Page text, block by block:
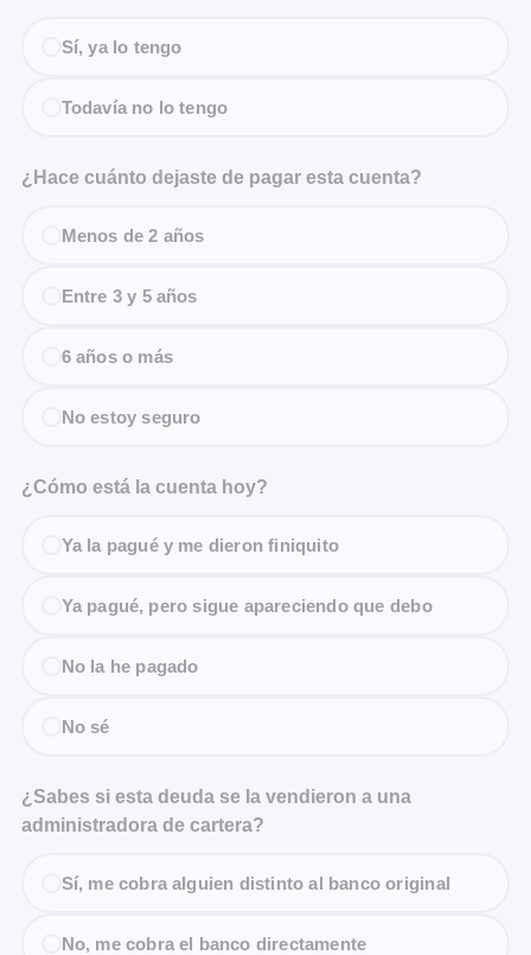
Sí, ya lo tengo
Todavía no lo tengo
¿Hace cuánto dejaste de pagar esta cuenta?
Menos de 2 años
Entre 3 y 5 años
6 años o más
No estoy seguro
¿Cómo está la cuenta hoy?
Ya la pagué y me dieron finiquito
Ya pagué, pero sigue apareciendo que debo
No la he pagado
No sé
¿Sabes si esta deuda se la vendieron a una
administradora de cartera?
Sí, me cobra alguien distinto al banco original
No, me cobra el banco directamente